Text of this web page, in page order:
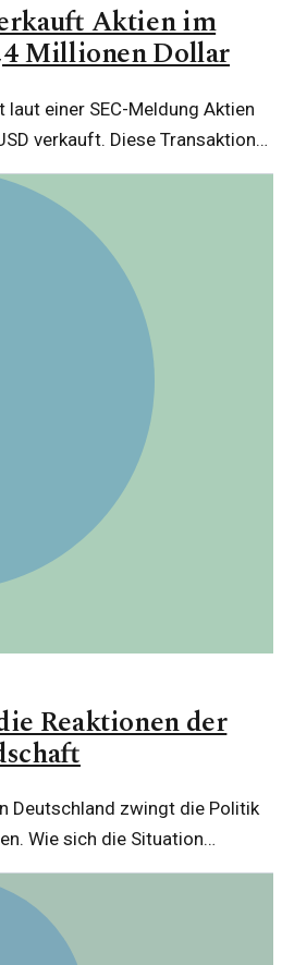
Aktien im
Millionen Dollar
laut einer SEC-Meldung Aktien
verkauft. Diese Transaktion
auf.
Reaktionen der
Deutschland zwingt die Politik
Wie sich die Situation
zukommen könnte, bleibt